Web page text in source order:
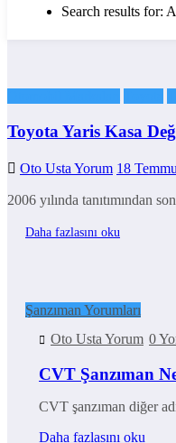
Search results for:
Toyota Yaris Kasa
Oto Usta Yorum 18
2006 yılında tanıtımından
Daha fazlasını oku
Şanzıman Yorumları
Oto Usta Yorum 0
CVT Şanzıman
CVT şanzıman diğer
Daha fazlasını oku